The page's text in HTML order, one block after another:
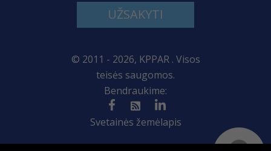
UŽSAKYTI
© 2011 - 2026, KPPAR . Visos
teisės saugomos.
Bendraukime:
Svetainės žemėlapis